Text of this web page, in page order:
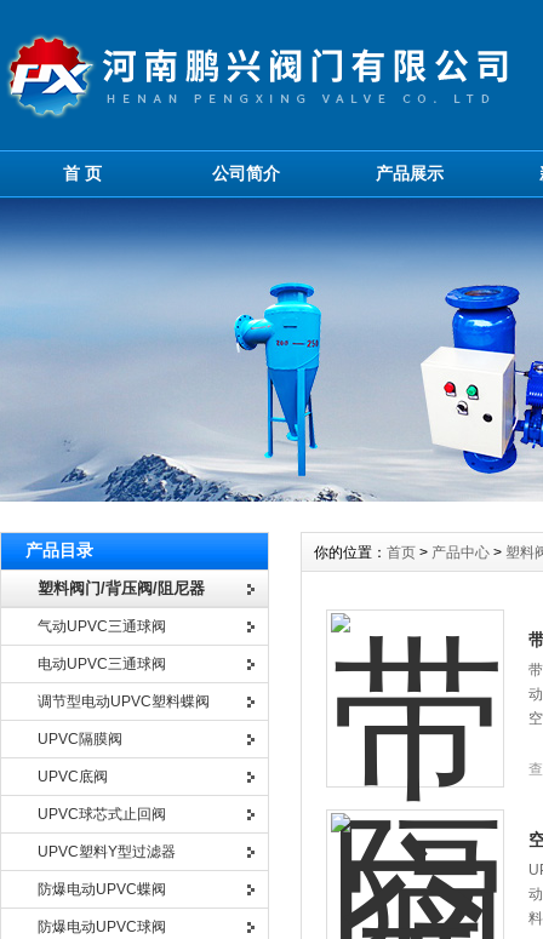
首 页 公司简介 产品展示
产品目录
塑料阀门/背压阀/阻尼器
气动UPVC三通球阀
电动UPVC三通球阀
调节型电动UPVC塑料蝶阀
UPVC隔膜阀
UPVC底阀
UPVC球芯式止回阀
UPVC塑料Y型过滤器
防爆电动UPVC蝶阀
防爆电动UPVC球阀
你的位置： 首页 > 产品中心 > 塑料